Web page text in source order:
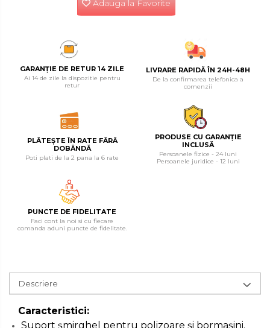
Tester de Tensiune
Manometru
Antifurt Bicicleta
Accesorii Auto
Tester Baterie Auto
Presa Arc
Cheie Bujii
Cheie Filtru Ulei
Capre & Suporti Auto
Set / trusa chei tubulare
Chei Tubulare
Multimetru Digital
Adauga la Favorite
GARANȚIE DE RETUR 14 ZILE
Ai 14 de zile la dispozitie pentru
retur
LIVRARE RAPIDĂ ÎN 24H-48H
De la confirmarea telefonica a
comenzii
PLĂTEȘTE ÎN RATE FĂRĂ
DOBÂNDĂ
Poti plati de la 2 pana la 6 rate
PRODUSE CU GARANȚIE
INCLUSĂ
Persoanele fizice - 24 luni
Persoanele juridice - 12 luni
PUNCTE DE FIDELITATE
Faci cont la noi si cu fiecare
comanda aduni puncte de fidelitate.
Descriere
Caracteristici:
Suport șmirghel pentru polizoare și bormașini.